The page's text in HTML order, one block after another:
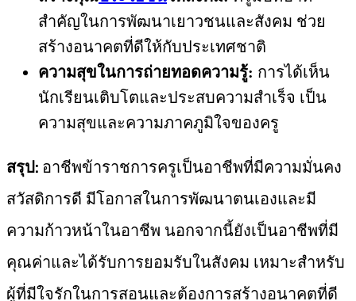
สำคัญในการพัฒนาเยาวชนและสังคม ช่วย
สร้างอนาคตที่ดีให้กับประเทศชาติ
ความสุขในการถ่ายทอดความรู้: การได้เห็น
นักเรียนเติบโตและประสบความสำเร็จ เป็น
ความสุขและความภาคภูมิใจของครู
สรุป:อาชีพข้าราชการครูเป็นอาชีพที่มีความมั่นคง
สวัสดิการดี มีโอกาสในการพัฒนาตนเองและมี
ความก้าวหน้าในอาชีพ นอกจากนี้ยังเป็นอาชีพที่มี
คุณค่าและได้รับการยอมรับในสังคม เหมาะสำหรับ
ผู้ที่มีใจรักในการสอนและต้องการสร้างอนาคตที่ดี